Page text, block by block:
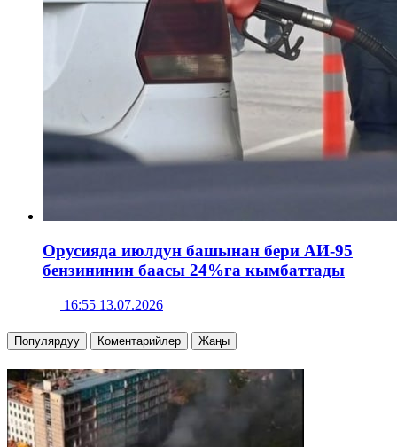
Орусияда июлдун башынан бери АИ-95
бензининин баасы 24%га кымбаттады
16:55 13.07.2026
Популярдуу Коментарийлер Жаңы